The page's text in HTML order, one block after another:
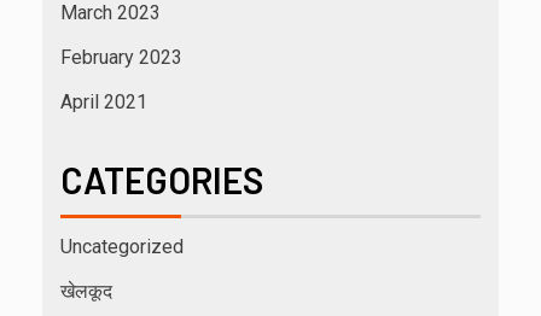
March 2023
February 2023
April 2021
CATEGORIES
Uncategorized
खेलकूद